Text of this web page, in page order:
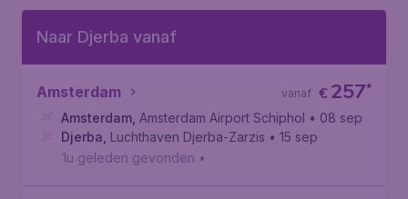
Naar Djerba vanaf
Amsterdam €257*
vanaf
Amsterdam Amsterdam Airport Schiphol • 08 sep
Djerba Luchthaven Djerba-Zarzis • 15 sep
1u geleden gevonden •